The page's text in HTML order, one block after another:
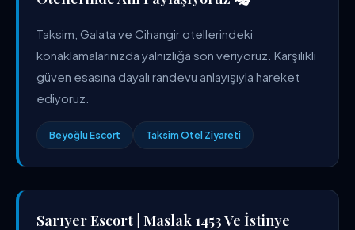
Taksim, Galata ve Cihangir otellerindeki
konaklamalarınızda yalnızlığa son veriyoruz. Karşılıklı
güven esasına dayalı randevu anlayışıyla hareket
ediyoruz.
Beyoğlu Escort Taksim Otel Ziyareti
Sarıyer Escort | Maslak 1453 Ve İstinye